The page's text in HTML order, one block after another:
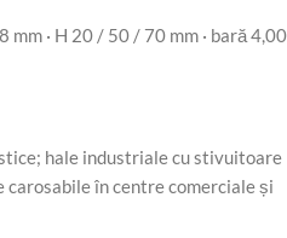
mm · H 20 / 50 / 70 mm · bară 4,00
hale industriale cu stivuitoare
în centre comerciale și